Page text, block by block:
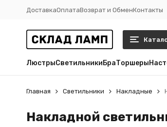
ДоставкаОплатаВозврат и ОбменКонтакты
ЛюстрыСветильникиБраТоршеры
Главная Светильники Накладные
Накладной